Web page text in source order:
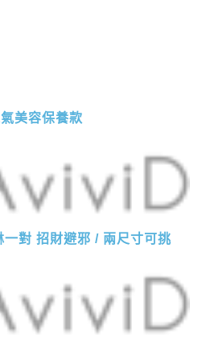
美容保養款
對 招財避邪 / 兩尺寸可挑